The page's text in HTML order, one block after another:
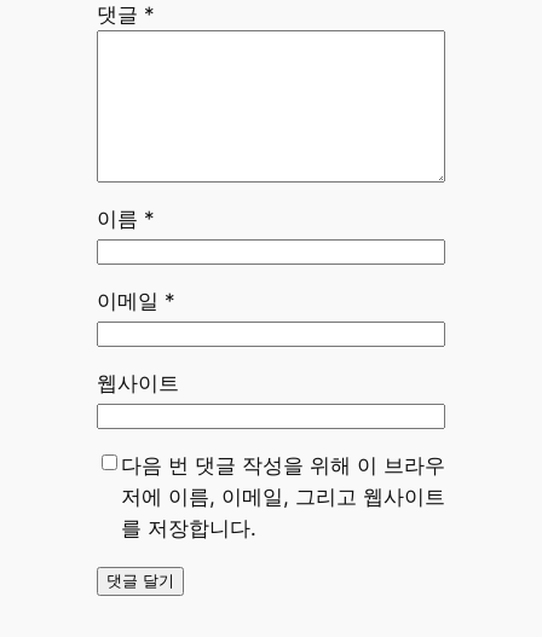
댓글 *
이름 *
이메일 *
웹사이트
다음 번 댓글 작성을 위해 이 브라우
저에 이름, 이메일, 그리고 웹사이트
를 저장합니다.